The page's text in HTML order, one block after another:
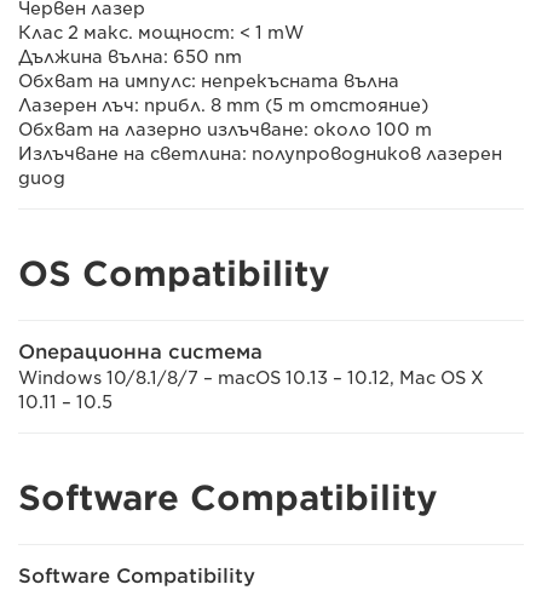
Червен лазер
Клас 2 макс. мощност: < 1 mW
Дължина вълна: 650 nm
Обхват на импулс: непрекъсната вълна
Лазерен лъч: прибл. 8 mm (5 m отстояние)
Обхват на лазерно излъчване: около 100 m
Излъчване на светлина: полупроводников лазерен
диод
OS Compatibility
Операционна система
Windows 10/8.1/8/7 – macOS 10.13 – 10.12, Mac OS X
10.11 – 10.5
Software Compatibility
Software Compatibility